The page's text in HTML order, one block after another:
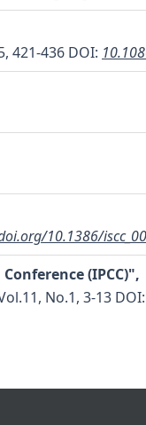
421-436 DOI:
10.1386/
(IPCC)",
No.1, 3-13 DOI: